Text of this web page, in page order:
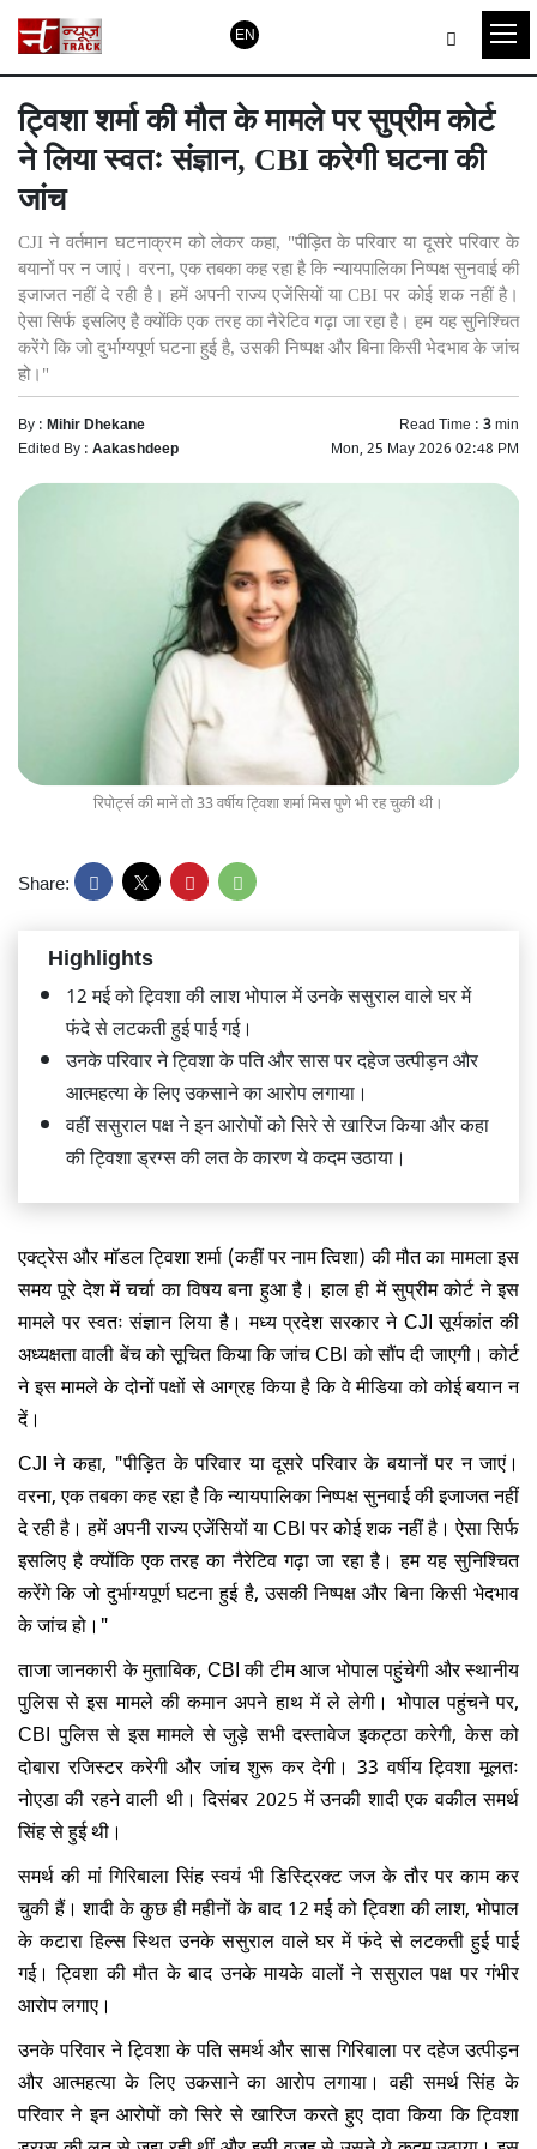
EN
ट्विशा शर्मा की मौत के मामले पर सुप्रीम कोर्ट
ने लिया स्वतः संज्ञान, CBI करेगी घटना की
जांच
CJI ने वर्तमान घटनाक्रम को लेकर कहा, "पीड़ित के परिवार या दूसरे परिवार के
बयानों पर न जाएं। वरना, एक तबका कह रहा है कि न्यायपालिका निष्पक्ष सुनवाई की
इजाजत नहीं दे रही है। हमें अपनी राज्य एजेंसियों या CBI पर कोई शक नहीं है।
ऐसा सिर्फ इसलिए है क्योंकि एक तरह का नैरेटिव गढ़ा जा रहा है। हम यह सुनिश्चित
करेंगे कि जो दुर्भाग्यपूर्ण घटना हुई है, उसकी निष्पक्ष और बिना किसी भेदभाव के जांच
हो।"
By :Mihir Dhekane Read Time :3min
Edited By :Aakashdeep Mon, 25 May 2026 02:48 PM
रिपोर्ट्स की मानें तो 33 वर्षीय ट्विशा शर्मा मिस पुणे भी रह चुकी थी।
Share:
Highlights
12 मई को ट्विशा की लाश भोपाल में उनके ससुराल वाले घर में
फंदे से लटकती हुई पाई गई।
उनके परिवार ने ट्विशा के पति और सास पर दहेज उत्पीड़न और
आत्महत्या के लिए उकसाने का आरोप लगाया।
वहीं ससुराल पक्ष ने इन आरोपों को सिरे से खारिज किया और कहा
की ट्विशा ड्रग्स की लत के कारण ये कदम उठाया।
एक्ट्रेस और मॉडल ट्विशा शर्मा (कहीं पर नाम त्विशा) की मौत का मामला इस
समय पूरे देश में चर्चा का विषय बना हुआ है। हाल ही में सुप्रीम कोर्ट ने इस
मामले पर स्वतः संज्ञान लिया है। मध्य प्रदेश सरकार ने CJI सूर्यकांत की
अध्यक्षता वाली बेंच को सूचित किया कि जांच CBI को सौंप दी जाएगी। कोर्ट
ने इस मामले के दोनों पक्षों से आग्रह किया है कि वे मीडिया को कोई बयान न
दें।
CJI ने कहा, "पीड़ित के परिवार या दूसरे परिवार के बयानों पर न जाएं।
वरना, एक तबका कह रहा है कि न्यायपालिका निष्पक्ष सुनवाई की इजाजत नहीं
दे रही है। हमें अपनी राज्य एजेंसियों या CBI पर कोई शक नहीं है। ऐसा सिर्फ
इसलिए है क्योंकि एक तरह का नैरेटिव गढ़ा जा रहा है। हम यह सुनिश्चित
करेंगे कि जो दुर्भाग्यपूर्ण घटना हुई है, उसकी निष्पक्ष और बिना किसी भेदभाव
के जांच हो।"
ताजा जानकारी के मुताबिक, CBI की टीम आज भोपाल पहुंचेगी और स्थानीय
पुलिस से इस मामले की कमान अपने हाथ में ले लेगी। भोपाल पहुंचने पर,
CBI पुलिस से इस मामले से जुड़े सभी दस्तावेज इकट्ठा करेगी, केस को
दोबारा रजिस्टर करेगी और जांच शुरू कर देगी। 33 वर्षीय ट्विशा मूलतः
नोएडा की रहने वाली थी। दिसंबर 2025 में उनकी शादी एक वकील समर्थ
सिंह से हुई थी।
समर्थ की मां गिरिबाला सिंह स्वयं भी डिस्ट्रिक्ट जज के तौर पर काम कर
चुकी हैं। शादी के कुछ ही महीनों के बाद 12 मई को ट्विशा की लाश, भोपाल
के कटारा हिल्स स्थित उनके ससुराल वाले घर में फंदे से लटकती हुई पाई
गई। ट्विशा की मौत के बाद उनके मायके वालों ने ससुराल पक्ष पर गंभीर
आरोप लगाए।
उनके परिवार ने ट्विशा के पति समर्थ और सास गिरिबाला पर दहेज उत्पीड़न
और आत्महत्या के लिए उकसाने का आरोप लगाया। वही समर्थ सिंह के
परिवार ने इन आरोपों को सिरे से खारिज करते हुए दावा किया कि ट्विशा